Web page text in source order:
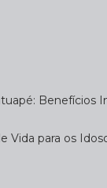
Benefícios
Vida para os